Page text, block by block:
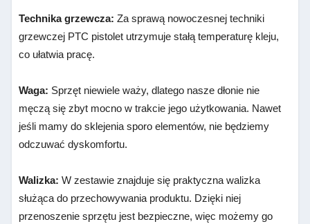
Technika grzewcza: Za sprawą nowoczesnej techniki
grzewczej PTC pistolet utrzymuje stałą temperaturę kleju,
co ułatwia pracę.
Waga: Sprzęt niewiele waży, dlatego nasze dłonie nie
męczą się zbyt mocno w trakcie jego użytkowania. Nawet
jeśli mamy do sklejenia sporo elementów, nie będziemy
odczuwać dyskomfortu.
Walizka: W zestawie znajduje się praktyczna walizka
służąca do przechowywania produktu. Dzięki niej
przenoszenie sprzętu jest bezpieczne, więc możemy go